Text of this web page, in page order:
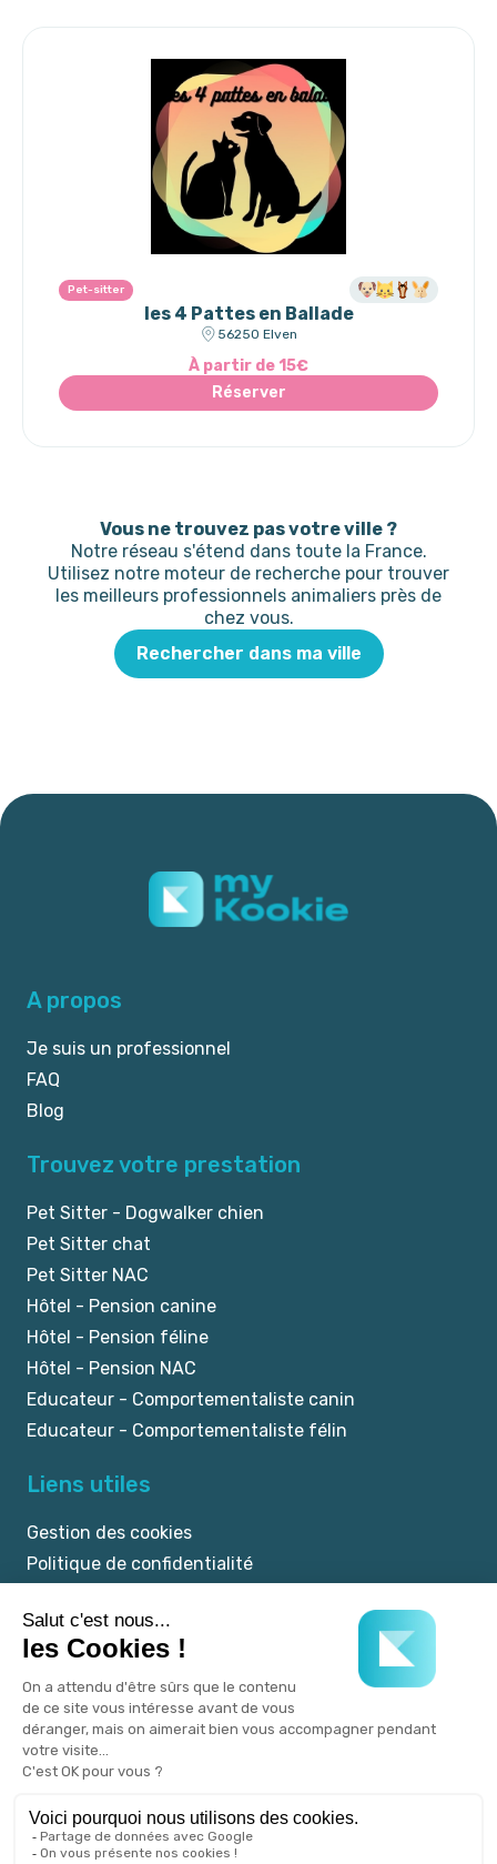
Pet-sitter
les 4 Pattes en Ballade
56250 Elven
À partir de 15€
Réserver
Vous ne trouvez pas votre ville ?
Notre réseau s'étend dans toute la France.
Utilisez notre moteur de recherche pour trouver
les meilleurs professionnels animaliers près de
chez vous.
Rechercher dans ma ville
A propos
Je suis un professionnel
FAQ
Blog
Trouvez votre prestation
Pet Sitter - Dogwalker chien
Pet Sitter chat
Pet Sitter NAC
Hôtel - Pension canine
Hôtel - Pension féline
Hôtel - Pension NAC
Educateur - Comportementaliste canin
Educateur - Comportementaliste félin
Liens utiles
Gestion des cookies
Politique de confidentialité
CGU
Un service Kookie.pet.